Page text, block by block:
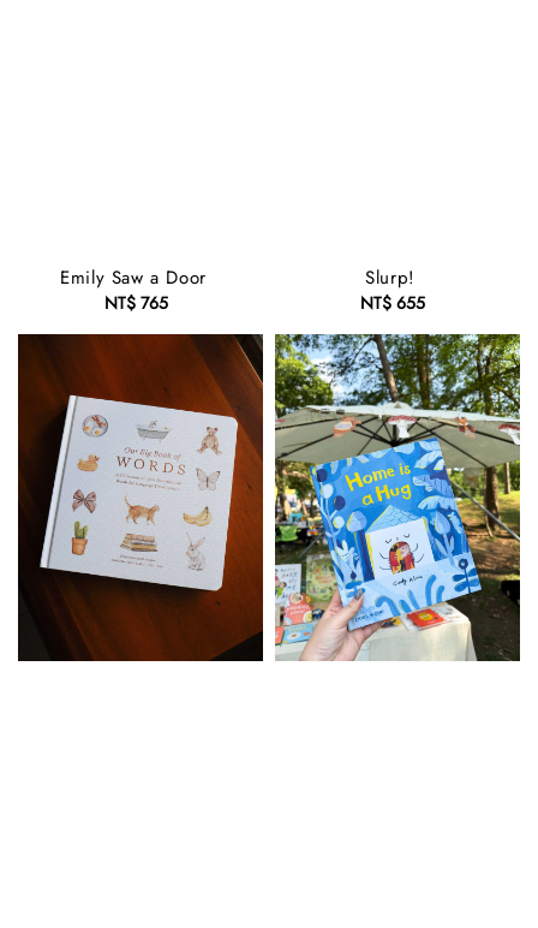
Emily Saw a Door
Regular
price
NT$ 765
Slurp!
Regular
price
NT$ 655